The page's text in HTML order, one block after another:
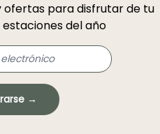
ofertas para disfrutar de tu
del año
→